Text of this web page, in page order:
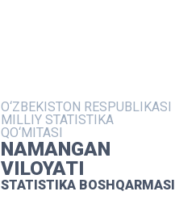
O‘ZBEKISTON RESPUBLIKASI
MILLIY STATISTIKA
QO‘MITASI
NAMANGAN
VILOYATI
STATISTIKA BOSHQARMASI
NASHRLAR
INTERAKTIV XIZMATLAR
MATBUOT XIZMATI
MUROJAATLAR